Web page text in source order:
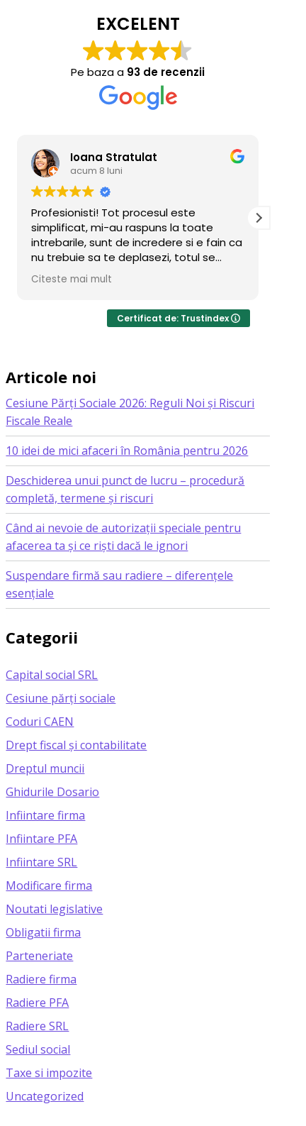
EXCELENT
Pe baza a 93 de recenzii
Ioana Stratulat
acum 8 luni
Profesionisti! Tot procesul este
simplificat, mi-au raspuns la toate
intrebarile, sunt de incredere si e fain ca
nu trebuie sa te deplasezi, totul se
intampla online.
Daca voi mai deschide firme, sigur tot
Citeste mai mult
Teama
birocrație
Certificat de: Trustindex
Articole noi
Cesiune Părți Sociale 2026: Reguli Noi și Riscuri
Fiscale Reale
10 idei de mici afaceri în România pentru 2026
Deschiderea unui punct de lucru – procedură
completă, termene și riscuri
Când ai nevoie de autorizații speciale pentru
afacerea ta și ce riști dacă le ignori
Suspendare firmă sau radiere – diferențele
esențiale
Categorii
Capital social SRL
Cesiune părți sociale
Coduri CAEN
Drept fiscal și contabilitate
Dreptul muncii
Ghidurile Dosario
Infiintare firma
Infiintare PFA
Infiintare SRL
Modificare firma
Noutati legislative
Obligatii firma
Parteneriate
Radiere firma
Radiere PFA
Radiere SRL
Sediul social
Taxe si impozite
Uncategorized